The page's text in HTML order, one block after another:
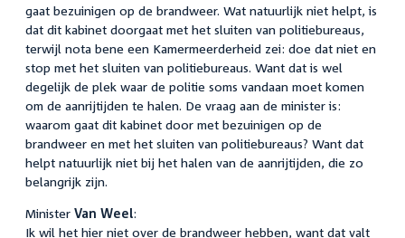
gaat bezuinigen op de brandweer. Wat natuurlijk niet helpt, is
dat dit kabinet doorgaat met het sluiten van politiebureaus,
terwijl nota bene een Kamermeerderheid zei: doe dat niet en
stop met het sluiten van politiebureaus. Want dat is wel
degelijk de plek waar de politie soms vandaan moet komen
om de aanrijtijden te halen. De vraag aan de minister is:
waarom gaat dit kabinet door met bezuinigen op de
brandweer en met het sluiten van politiebureaus? Want dat
helpt natuurlijk niet bij het halen van de aanrijtijden, die zo
belangrijk zijn.
Minister Van Weel:
Ik wil het hier niet over de brandweer hebben, want dat valt